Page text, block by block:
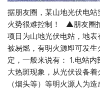
据朋友圈，某山地光伏电站
火势很难控制！ ▲朋友圈
项目为山地光伏电站，地
被易燃，有明火源即可发
定，一般来说有： 1.电站
大热斑现象，从光伏设备
（烟头等）等明火源人为